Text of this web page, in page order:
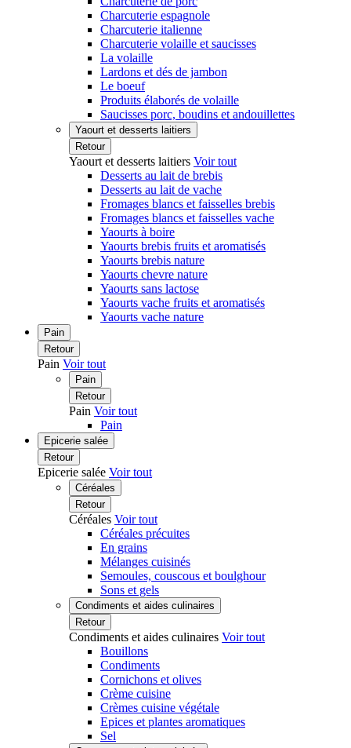
Charcuterie espagnole
Charcuterie italienne
Charcuterie volaille et saucisses
La volaille
Lardons et dés de jambon
Le boeuf
Produits élaborés de volaille
Saucisses porc, boudins et andouillettes
Yaourt et desserts laitiers
Retour
Yaourt et desserts laitiers Voir tout
Desserts au lait de brebis
Desserts au lait de vache
Fromages blancs et faisselles brebis
Fromages blancs et faisselles vache
Yaourts à boire
Yaourts brebis fruits et aromatisés
Yaourts brebis nature
Yaourts chevre nature
Yaourts sans lactose
Yaourts vache fruits et aromatisés
Yaourts vache nature
Pain
Retour
Pain Voir tout
Pain
Retour
Pain Voir tout
Pain
Epicerie salée
Retour
Epicerie salée Voir tout
Céréales
Retour
Céréales Voir tout
Céréales précuites
En grains
Mélanges cuisinés
Semoules, couscous et boulghour
Sons et gels
Condiments et aides culinaires
Retour
Condiments et aides culinaires Voir tout
Bouillons
Condiments
Cornichons et olives
Crème cuisine
Crèmes cuisine végétale
Epices et plantes aromatiques
Sel